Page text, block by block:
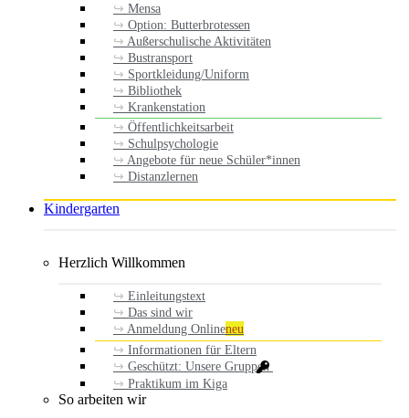
Mensa
Option: Butterbrotessen
Außerschulische Aktivitäten
Bustransport
Sportkleidung/Uniform
Bibliothek
Krankenstation
Öffentlichkeitsarbeit
Schulpsychologie
Angebote für neue Schüler*innen
Distanzlernen
Kindergarten
Herzlich Willkommen
Einleitungstext
Das sind wir
Anmeldung Onlineneu
Informationen für Eltern
Geschützt: Unsere Gruppen
Praktikum im Kiga
So arbeiten wir